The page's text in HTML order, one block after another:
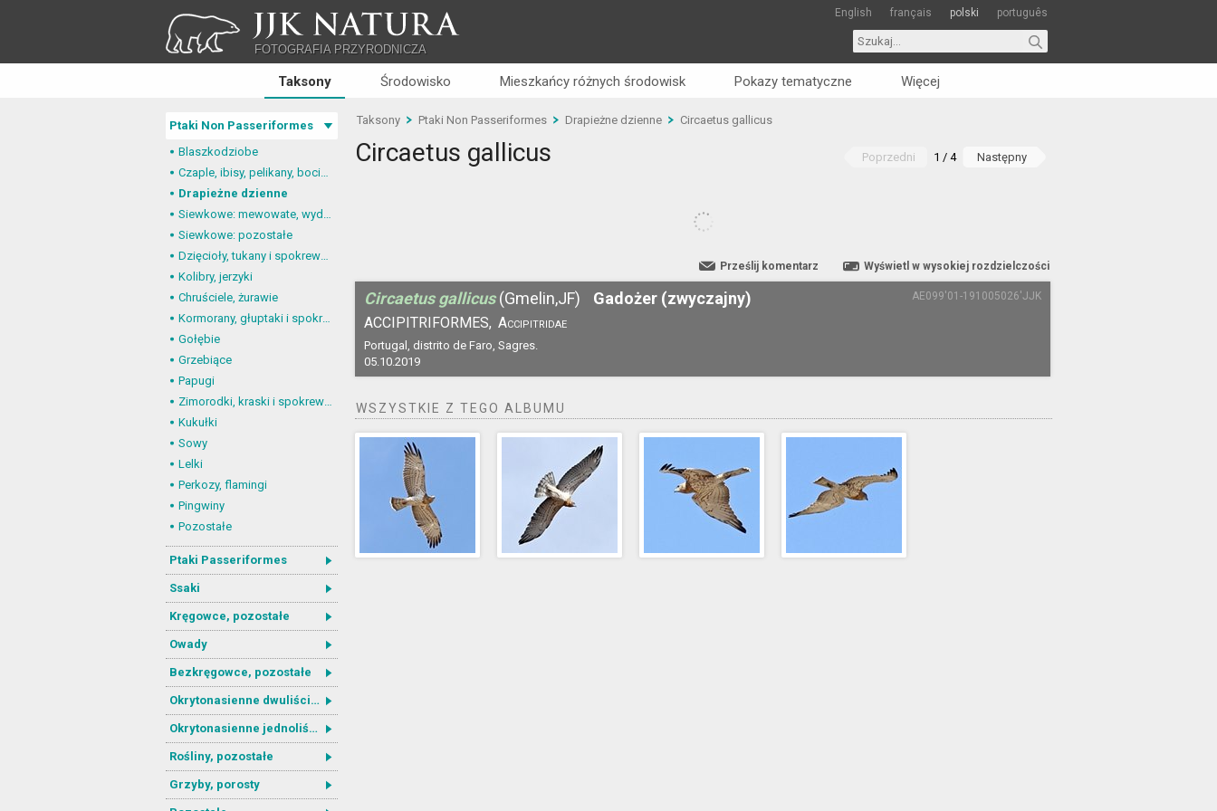
JJK NATURA
FOTOGRAFIA PRZYRODNICZA
English français polski português
Taksony Środowisko Mieszkańcy różnych środowisk Pokazy tematyczne Więcej
Ptaki Non Passeriformes
Blaszkodziobe
Czaple, ibisy, pelikany, bociany
Drapieżne dzienne
Siewkowe: mewowate, wydrzyki, żwirowce
Siewkowe: pozostałe
Dzięcioły, tukany i spokrewnione
Kolibry, jerzyki
Chruściele, żurawie
Kormorany, głuptaki i spokrewnione
Gołębie
Grzebiące
Papugi
Zimorodki, kraski i spokrewnione
Kukułki
Sowy
Lelki
Perkozy, flamingi
Pingwiny
Pozostałe
Ptaki Passeriformes
Ssaki
Kręgowce, pozostałe
Owady
Bezkręgowce, pozostałe
Okrytonasienne dwuliścienne
Okrytonasienne jednoliścienne
Rośliny, pozostałe
Grzyby, porosty
Taksony Ptaki Non Passeriformes Drapieżne dzienne Circaetus gallicus
Circaetus gallicus Poprzedni 1 / 4 Następny
Wyświetl w wysokiej rozdzielczości
Prześlij komentarz
Circaetus gallicus (Gmelin,JF) Gadożer (zwyczajny)
ACCIPITRIFORMES, Accipitridae
Portugal, distrito de Faro, Sagres.
05.10.2019
AE099'01-191005026'JJK
WSZYSTKIE Z TEGO ALBUMU